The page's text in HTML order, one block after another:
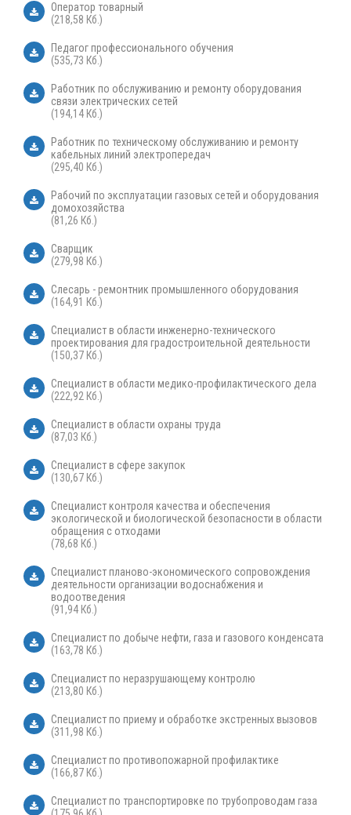
Оператор товарный
(218,58 Кб.)
Педагог профессионального обучения
(535,73 Кб.)
Работник по обслуживанию и ремонту оборудования
связи электрических сетей
(194,14 Кб.)
Работник по техническому обслуживанию и ремонту
кабельных линий электропередач
(295,40 Кб.)
Рабочий по эксплуатации газовых сетей и оборудования
домохозяйства
(81,26 Кб.)
Сварщик
(279,98 Кб.)
Слесарь - ремонтник промышленного оборудования
(164,91 Кб.)
Специалист в области инженерно-технического
проектирования для градостроительной деятельности
(150,37 Кб.)
Специалист в области медико-профилактического дела
(222,92 Кб.)
Специалист в области охраны труда
(87,03 Кб.)
Специалист в сфере закупок
(130,67 Кб.)
Специалист контроля качества и обеспечения
экологической и биологической безопасности в области
обращения с отходами
(78,68 Кб.)
Специалист планово-экономического сопровождения
деятельности организации водоснабжения и
водоотведения
(91,94 Кб.)
Специалист по добыче нефти, газа и газового конденсата
(163,78 Кб.)
Специалист по неразрушающему контролю
(213,80 Кб.)
Специалист по приему и обработке экстренных вызовов
(311,98 Кб.)
Специалист по противопожарной профилактике
(166,87 Кб.)
Специалист по транспортировке по трубопроводам газа